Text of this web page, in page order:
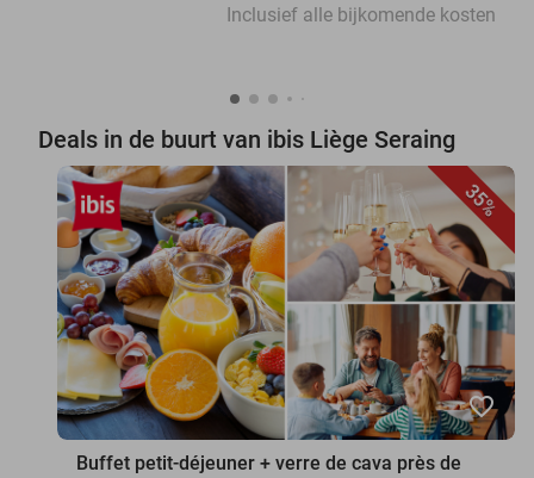
Inclusief alle bijkomende kosten
Deals in de buurt van ibis Liège Seraing
35%
favorite_border
Buffet petit-déjeuner + verre de cava près de